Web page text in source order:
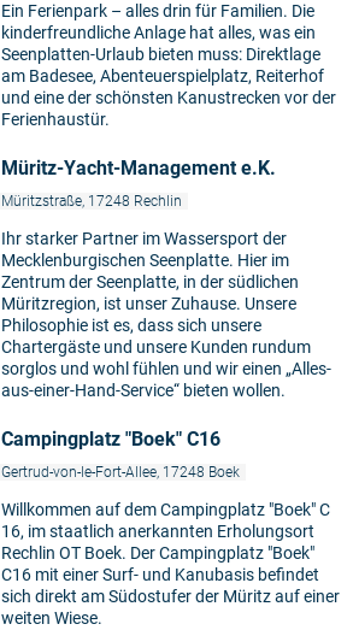
Ein Ferienpark – alles drin für Familien. Die
kinderfreundliche Anlage hat alles, was ein
Seenplatten-Urlaub bieten muss: Direktlage
am Badesee, Abenteuerspielplatz, Reiterhof
und eine der schönsten Kanustrecken vor der
Ferienhaustür.
Müritz-Yacht-Management e.K.
Müritzstraße, 17248 Rechlin
Ihr starker Partner im Wassersport der
Mecklenburgischen Seenplatte. Hier im
Zentrum der Seenplatte, in der südlichen
Müritzregion, ist unser Zuhause. Unsere
Philosophie ist es, dass sich unsere
Chartergäste und unsere Kunden rundum
sorglos und wohl fühlen und wir einen „Alles-
aus-einer-Hand-Service“ bieten wollen.
Campingplatz "Boek" C16
Gertrud-von-le-Fort-Allee, 17248 Boek
Willkommen auf dem Campingplatz "Boek" C
16, im staatlich anerkannten Erholungsort
Rechlin OT Boek. Der Campingplatz "Boek"
C16 mit einer Surf- und Kanubasis befindet
sich direkt am Südostufer der Müritz auf einer
weiten Wiese.